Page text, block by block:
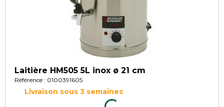
Laitière HM505 5L inox ø 21 cm
Référence : 0100391605
Livraison sous 3 semaines